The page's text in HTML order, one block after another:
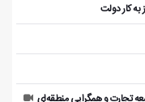
به کار دولت